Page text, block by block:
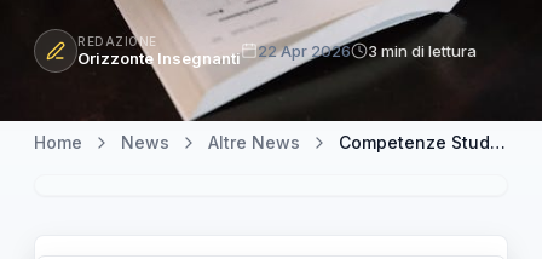
REDAZIONE
Orizzonte Insegnanti 22 Apr 2026 3 min di lettura
Home News Altre News Competenze Studenti e TOLC: la comprensione del testo vacilla, anche tra licei Classico e Scientifico